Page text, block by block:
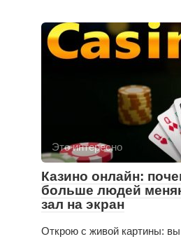
Это интересно
Казино онлайн:
больше людей
зал на экран
Открою с живой картины: